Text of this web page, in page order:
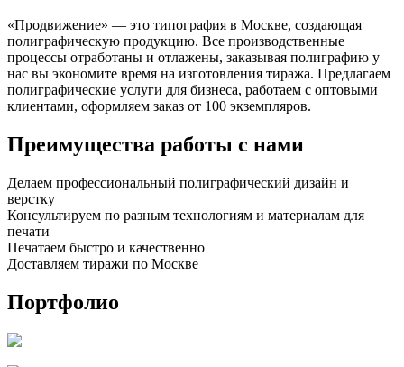
«Продвижение» — это типография в Москве, создающая
полиграфическую продукцию. Все производственные
процессы отработаны и отлажены, заказывая полиграфию у
нас вы экономите время на изготовления тиража. Предлагаем
полиграфические услуги для бизнеса, работаем с оптовыми
клиентами, оформляем заказ от 100 экземпляров.
Преимущества работы с нами
Делаем профессиональный полиграфический дизайн и
верстку
Консультируем по разным технологиям и материалам для
печати
Печатаем быстро и качественно
Доставляем тиражи по Москве
Портфолио